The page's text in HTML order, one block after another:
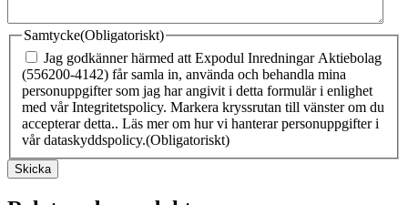
Samtycke(Obligatoriskt)
Jag godkänner härmed att Expodul Inredningar Aktiebolag
(556200-4142) får samla in, använda och behandla mina
personuppgifter som jag har angivit i detta formulär i enlighet
med vår Integritetspolicy. Markera kryssrutan till vänster om du
accepterar detta.. Läs mer om hur vi hanterar personuppgifter i
vår dataskyddspolicy.(Obligatoriskt)